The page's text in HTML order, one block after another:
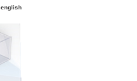
english